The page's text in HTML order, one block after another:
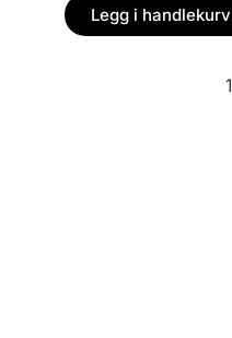
Legg i handlekurv
1